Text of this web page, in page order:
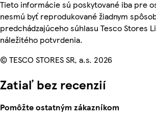
Tieto informácie sú poskytované iba pre
nesmú byť reprodukované žiadnym
predchádzajúceho súhlasu Tesco Stores
náležitého potvrdenia.
© TESCO STORES SR, a.s. 2026
Zatiaľ bez recenzií
Pomôžte ostatným zákazníkom